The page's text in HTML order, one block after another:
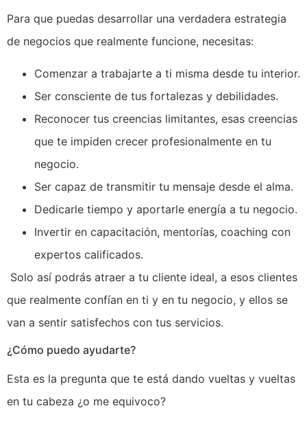
Para que puedas desarrollar una verdadera estrategia
de negocios que realmente funcione, necesitas:
Comenzar a trabajarte a ti misma desde tu interior.
Ser consciente de tus fortalezas y debilidades.
Reconocer tus creencias limitantes, esas creencias
que te impiden crecer profesionalmente en tu
negocio.
Ser capaz de transmitir tu mensaje desde el alma.
Dedicarle tiempo y aportarle energía a tu negocio.
Invertir en capacitación, mentorías, coaching con
expertos calificados.
Solo así podrás atraer a tu cliente ideal, a esos clientes
que realmente confían en ti y en tu negocio, y ellos se
van a sentir satisfechos con tus servicios.
¿Cómo puedo ayudarte?
Esta es la pregunta que te está dando vueltas y vueltas
en tu cabeza ¿o me equivoco?